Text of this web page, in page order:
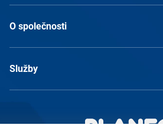
O společnosti
Služby